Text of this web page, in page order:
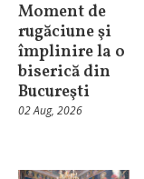
Moment de
rugăciune şi
împlinire la o
biserică din
Bucureşti
02 Aug, 2026